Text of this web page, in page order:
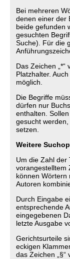
Bei mehreren
denen einer der
beide gefunden
gesuchten
Suche). Für die
Das Zeichen
Platzhalter.
möglich.
Die Begriffe
dürfen nur
enthalten.
gesucht
setzen.
Weitere
Um die Zahl der
vorangestelltem
können Wörtern
Autoren
Durch Eingabe
entsprechende
eingegebenen
letzte Ausgabe
Gerichtsurteile
eckigen
das Zeichen „§“